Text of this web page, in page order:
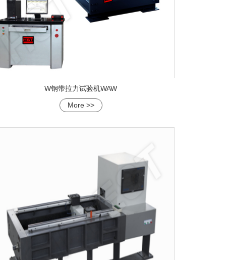
W钢带拉力试验机WAW
More >>